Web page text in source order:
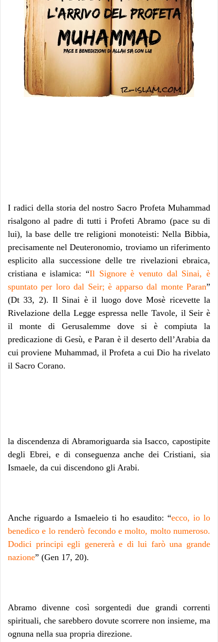
I radici della storia del nostro Sacro Profeta Muhammad
risalgono al padre di tutti i Profeti Abramo (pace su di
lui), la base delle tre religioni monoteisti: Nella Bibbia,
precisamente nel Deuteronomio, troviamo un riferimento
esplicito alla successione delle tre rivelazioni ebraica,
cristiana e islamica: “Il Signore è venuto dal Sinai, è
spuntato per loro dal Seir; è apparso dal monte Paran”
(Dt 33, 2). Il Sinai è il luogo dove Mosè ricevette la
Rivelazione della Legge espressa nelle Tavole, il Seir è
il monte di Gerusalemme dove si è compiuta la
predicazione di Gesù, e Paran è il deserto dell’Arabia da
cui proviene Muhammad, il Profeta a cui Dio ha rivelato
il Sacro Corano.
la discendenza di Abramoriguarda sia Isacco, capostipite
degli Ebrei, e di conseguenza anche dei Cristiani, sia
Ismaele, da cui discendono gli Arabi.
Anche riguardo a Ismaeleio ti ho esaudito: “ecco, io lo
benedico e lo renderò fecondo e molto, molto numeroso.
Dodici principi egli genererà e di lui farò una grande
nazione” (Gen 17, 20).
Abramo divenne così sorgentedi due grandi correnti
spirituali, che sarebbero dovute scorrere non insieme, ma
ognuna nella sua propria direzione.